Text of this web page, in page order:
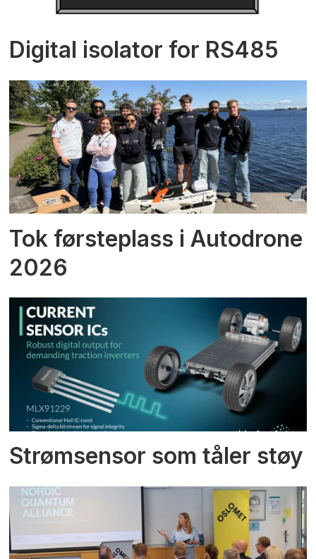
Digital isolator for RS485
Tok førsteplass i Autodrone
2026
Strømsensor som tåler støy